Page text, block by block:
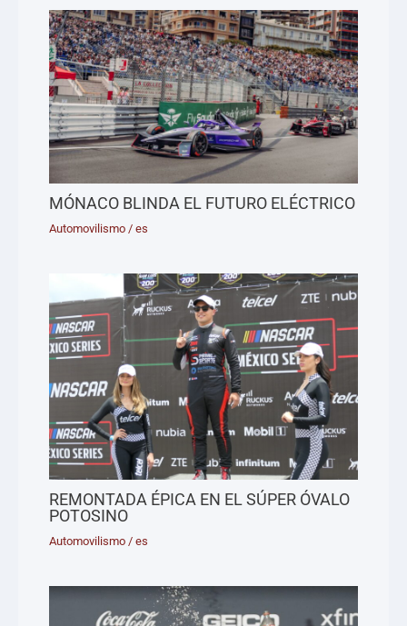
MÓNACO BLINDA EL FUTURO ELÉCTRICO
Automovilismo /es
REMONTADA ÉPICA EN EL SÚPER ÓVALO
POTOSINO
Automovilismo /es